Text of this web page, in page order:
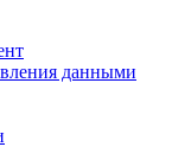
данными